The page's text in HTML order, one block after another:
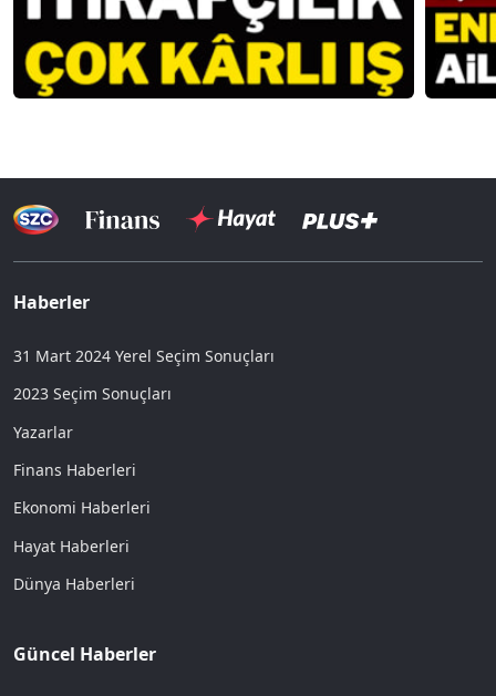
Haberler
31 Mart 2024 Yerel Seçim Sonuçları
2023 Seçim Sonuçları
Yazarlar
Finans Haberleri
Ekonomi Haberleri
Hayat Haberleri
Dünya Haberleri
Güncel Haberler